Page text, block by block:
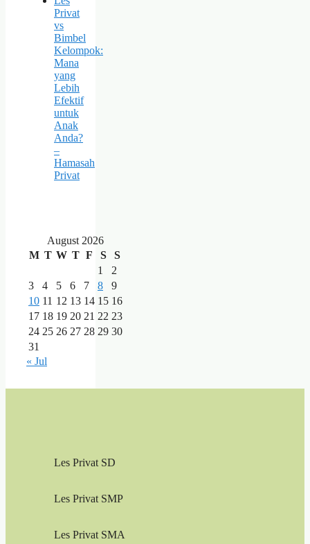
Privat
vs
Bimbel
Kelompok:
Mana
yang
Lebih
Efektif
untuk
Anak
Anda?
–
Hamasah
Privat
August 2026
M T W T F S
S
1
2
3
4 5 6 7 8
9
10 11 12 13 14 15 16
17 18 19 20 21 22 23
24 25 26 27 28 29 30
31
« Jul
Les Privat SD
Les Privat SMP
Les Privat SMA